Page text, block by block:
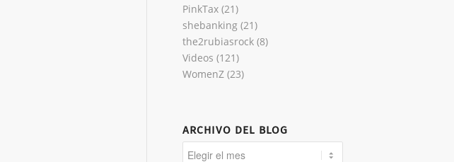
PinkTax(21)
shebanking(21)
the2rubiasrock(8)
Videos (121)
WomenZ(23)
ARCHIVO DEL BLOG